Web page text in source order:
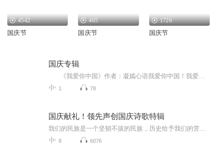
4542
国庆节
465
国庆节
1726
国庆节
国庆专辑
1 78
国庆献礼！领先声创国庆诗歌特辑
8 6076